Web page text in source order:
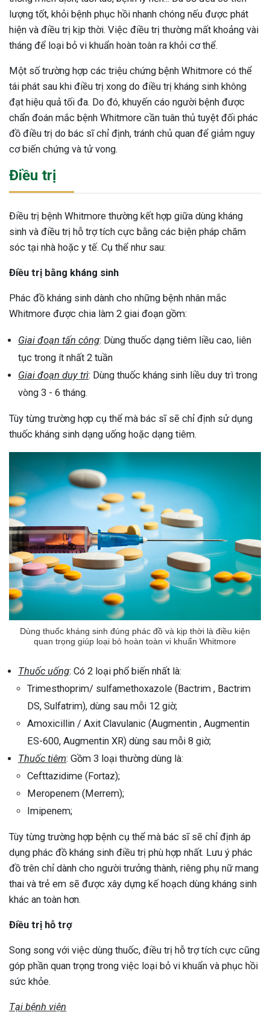
lượng tốt, khỏi bệnh phục hồi nhanh chóng nếu được phát
hiện và điều trị kịp thời. Việc điều trị thường mất khoảng vài
tháng để loại bỏ vi khuẩn hoàn toàn ra khỏi cơ thể.
Một số trường hợp các triệu chứng bệnh Whitmore có thể
tái phát sau khi điều trị xong do điều trị kháng sinh không
đạt hiệu quả tối đa. Do đó, khuyến cáo người bệnh được
chẩn đoán mắc bệnh Whitmore cần tuân thủ tuyệt đối phác
đồ điều trị do bác sĩ chỉ định, tránh chủ quan để giảm nguy
cơ biến chứng và tử vong.
Điều trị
Điều trị bệnh Whitmore thường kết hợp giữa dùng kháng
sinh và điều trị hỗ trợ tích cực bằng các biện pháp chăm
sóc tại nhà hoặc y tế. Cụ thể như sau:
Điều trị bằng kháng sinh
Phác đồ kháng sinh dành cho những bệnh nhân mắc
Whitmore được chia làm 2 giai đoạn gồm:
Giai đoạn tấn công: Dùng thuốc dạng tiêm liều cao, liên
tục trong ít nhất 2 tuần
Giai đoạn duy trì: Dùng thuốc kháng sinh liều duy trì trong
vòng 3 - 6 tháng.
Tùy từng trường hợp cụ thể mà bác sĩ sẽ chỉ định sử dụng
thuốc kháng sinh dạng uống hoặc dạng tiêm.
Dùng thuốc kháng sinh đúng phác đồ và kịp thời là điều kiện
quan trọng giúp loại bỏ hoàn toàn vi khuẩn Whitmore
Thuốc uống: Có 2 loại phổ biến nhất là:
Trimesthoprim/ sulfamethoxazole (Bactrim , Bactrim
DS, Sulfatrim), dùng sau mỗi 12 giờ;
Amoxicillin / Axit Clavulanic (Augmentin , Augmentin
ES-600, Augmentin XR) dùng sau mỗi 8 giờ;
Thuốc tiêm: Gồm 3 loại thường dùng là:
Cefttazidime (Fortaz);
Meropenem (Merrem);
Imipenem;
Tùy từng trường hợp bệnh cụ thể mà bác sĩ sẽ chỉ định áp
dụng phác đồ kháng sinh điều trị phù hợp nhất. Lưu ý phác
đồ trên chỉ dành cho người trưởng thành, riêng phụ nữ mang
thai và trẻ em sẽ được xây dựng kế hoạch dùng kháng sinh
khác an toàn hơn.
Điều trị hỗ trợ
Song song với việc dùng thuốc, điều trị hỗ trợ tích cực cũng
góp phần quan trọng trong việc loại bỏ vi khuẩn và phục hồi
sức khỏe.
Tại bệnh viện